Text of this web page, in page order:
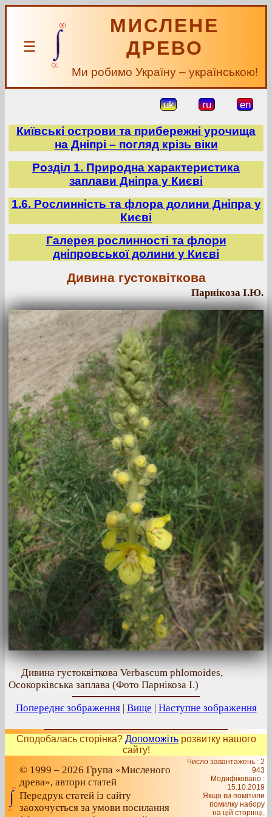
☰
МИСЛЕНЕ
ДРЕВО
Ми робимо Україну – українською!
uk ru en
Київські острови та прибережні урочища
на Дніпрі – погляд крізь віки
Розділ 1. Природна характеристика
заплави Дніпра у Києві
1.6. Рослинність та флора долини Дніпра у
Києві
Галерея рослинності та флори
дніпровської долини у Києві
Дивина густоквіткова
Парнікоза І.Ю.
Дивина густоквіткова Verbascum phlomoides,
Осокорківська заплава (Фото Парнікоза І.)
Попереднє зображення| Вище | Наступне зображення
Сподобалась сторінка? Допоможітьрозвитку нашого
сайту!
© 1999 – 2026 Група «Мисленого
древа», автори статей
Передрук статей із сайту
заохочується за умови посилання
Число завантажень : 2
943
Модифіковано :
15.10.2019
Якщо ви помітили
помилку набору
на цiй сторiнцi,